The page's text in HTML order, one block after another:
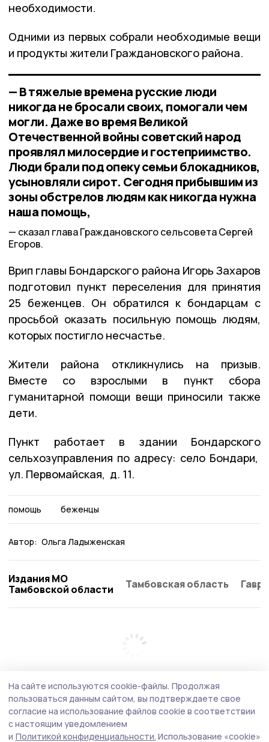
необходимости.
Одними из первых собрали необходимые вещи
и продукты жители Граждановского района.
— В тяжелые времена русские люди
никогда не бросали своих, помогали чем
могли. Даже во время Великой
Отечественной войны советский народ
проявлял милосердие и гостеприимство.
Люди брали под опеку семьи блокадников,
усыновляли сирот. Сегодня прибывшим из
зоны обстрелов людям как никогда нужна
наша помощь,
сказал глава Граждановского сельсовета Сергей
Егоров.
Врип главы Бондарского района Игорь Захаров
подготовил пункт переселения для принятия
25 беженцев. Он обратился к бондарцам с
просьбой оказать посильную помощь людям,
которых постигло несчастье.
Жители района откликнулись на призыв.
Вместе со взрослыми в пункт сбора
гуманитарной помощи вещи приносили также
дети.
Пункт работает в здании Бондарского
сельхозуправления по адресу: село Бондари,
ул. Первомайская, д. 11.
помощь беженцы
Автор: Ольга Ладыженская
Издания МО
Тамбовской области
Тамбовская область
На сайте используются cookie-файлы. Продолжая
пользоваться данным сайтом, вы подтверждаете свое
согласие на использование файлов cookie в соответствии
с настоящим уведомлением
и Политикой конфиденциальности. Использование «cookie»